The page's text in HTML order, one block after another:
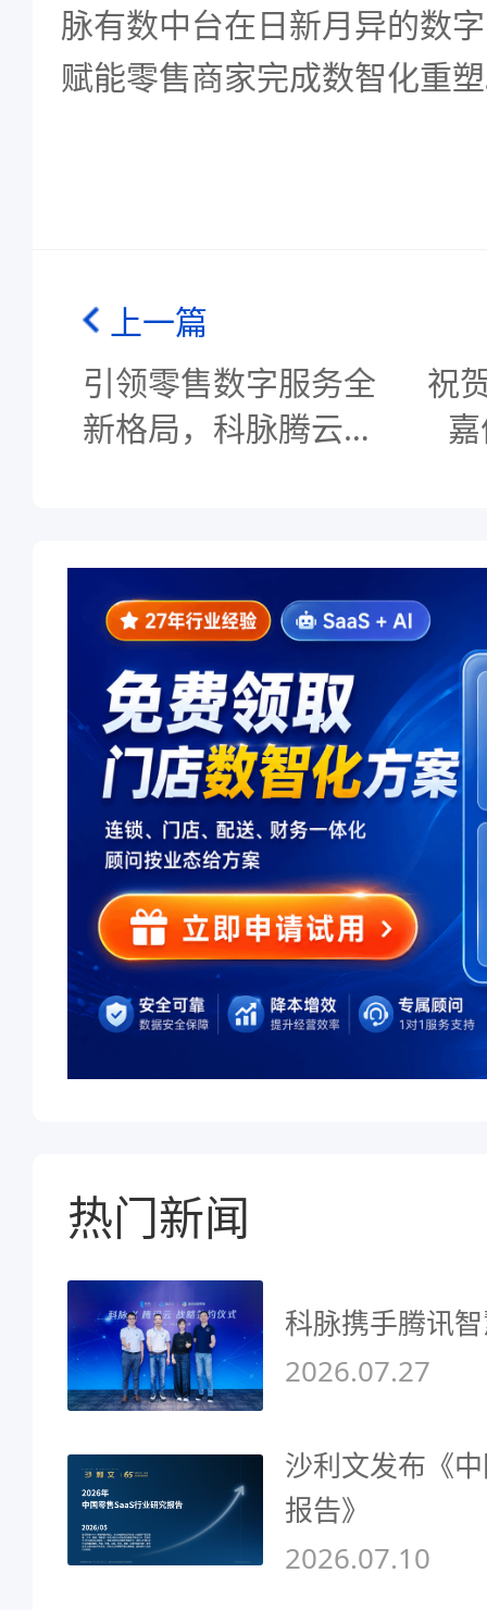
脉有数中台在日新月异的数
赋能零售商家完成数智化重
上一篇
引领零售数字服务全
新格局，科脉腾云震
祝
热门新闻
科脉携手腾讯
2026.07.27
沙利文发布《
报告》
2026.07.10